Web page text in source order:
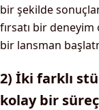
bir şekilde
fırsatı bir
bir lansman
2) İki farklı
kolay bir